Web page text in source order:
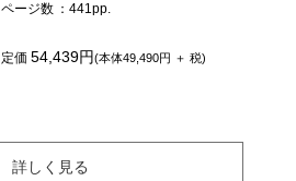
ページ数 ：441pp.
定価54,439円(本体49,490円 ＋ 税)
詳しく見る